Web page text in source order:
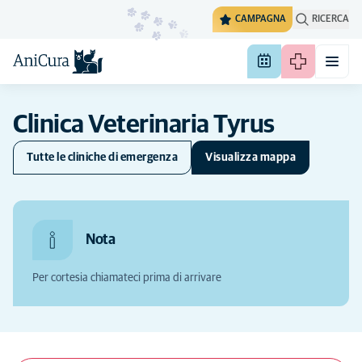
CAMPAGNA RICERCA
Clinica Veterinaria Tyrus
Tutte le cliniche di emergenza Visualizza mappa
Nota
Per cortesia chiamateci prima di arrivare
Nascondi la mappa